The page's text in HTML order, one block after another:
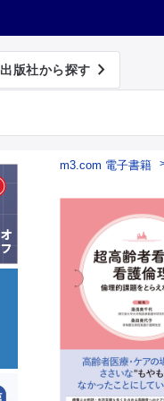
出版社から探す 
m3.com 電子書籍